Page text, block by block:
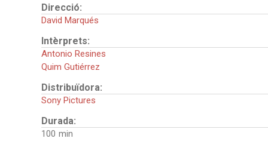
Direcció:
David Marqués
Intèrprets:
Antonio Resines
Quim Gutiérrez
Distribuïdora:
Sony Pictures
Durada:
100